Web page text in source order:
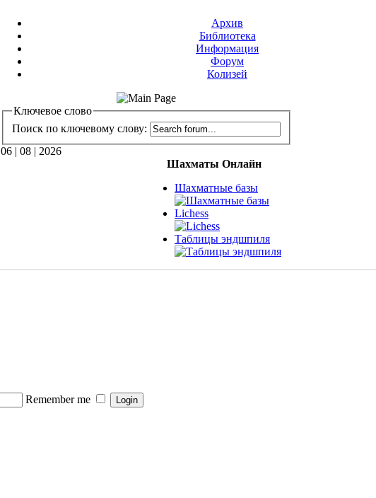
Архив
Библиотека
Информация
Форум
Колизей
Ключевое слово
Поиск по ключевому слову:
06 | 08 | 2026
Шахматы Онлайн
Шахматные базы
Lichess
Таблицы эндшпиля
Remember me